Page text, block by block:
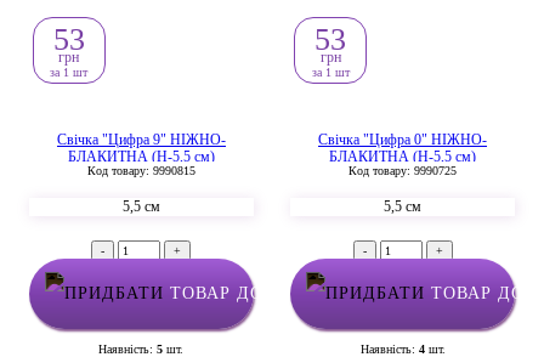
Свічка "Цифра 9" НІЖНО-
БЛАКИТНА (Н-5,5 см)
Код товару: 9990815
5,5 см
53
грн
за 1 шт
- +
ТОВАР ДОДАНО У КОШИК
Наявність:5 шт.
Свічка "Цифра 0" НІЖНО-
БЛАКИТНА (Н-5,5 см)
Код товару: 9990725
5,5 см
53
грн
за 1 шт
- +
ТОВАР
Наявність: 4шт.